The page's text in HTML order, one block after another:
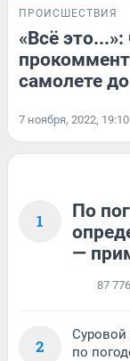
ПРОИСШЕСТВИЯ
«Всё
самолете
7 ноября, 2022, 19:10
1
По
—
87 776
2
Суровой
по